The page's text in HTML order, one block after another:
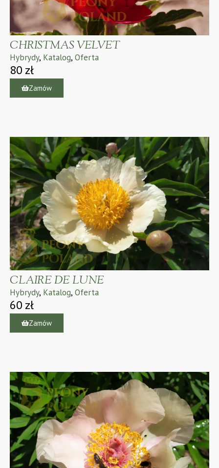
CHRISTMAS VELVET
Hybrydy, Katalog, Oferta
80 zł
Zamów
CLAIRE DE LUNE
Hybrydy, Katalog, Oferta
60 zł
Zamów